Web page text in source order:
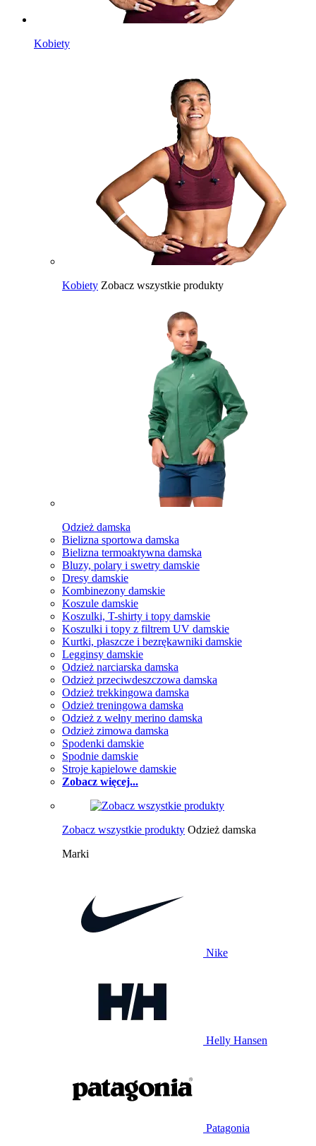
Kobiety
Kobiety Zobacz wszystkie produkty
Odzież damska
Bielizna sportowa damska
Bielizna termoaktywna damska
Bluzy, polary i swetry damskie
Dresy damskie
Kombinezony damskie
Koszule damskie
Koszulki, T-shirty i topy damskie
Koszulki i topy z filtrem UV damskie
Kurtki, płaszcze i bezrękawniki damskie
Legginsy damskie
Odzież narciarska damska
Odzież przeciwdeszczowa damska
Odzież trekkingowa damska
Odzież treningowa damska
Odzież z wełny merino damska
Odzież zimowa damska
Spodenki damskie
Spodnie damskie
Stroje kąpielowe damskie
Zobacz więcej...
Zobacz wszystkie produkty Odzież damska
Marki
Nike
Helly Hansen
Patagonia